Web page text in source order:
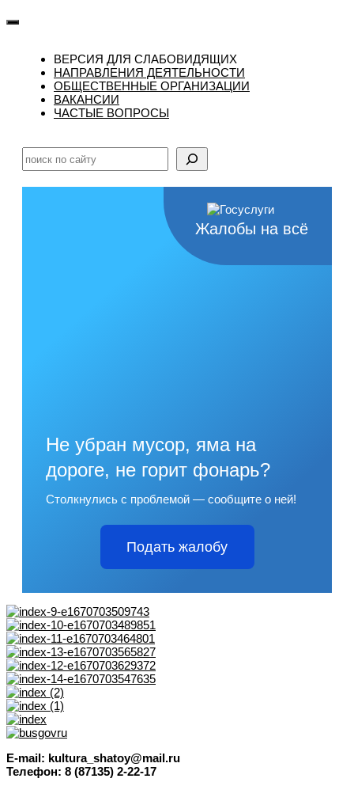
ВЕРСИЯ ДЛЯ СЛАБОВИДЯЩИХ
НАПРАВЛЕНИЯ ДЕЯТЕЛЬНОСТИ
ОБЩЕСТВЕННЫЕ ОРГАНИЗАЦИИ
ВАКАНСИИ
ЧАСТЫЕ ВОПРОСЫ
Жалобы на всё
Не убран мусор, яма на
дороге, не горит фонарь?
Столкнулись с проблемой — сообщите о ней!
Подать жалобу
E-mail: kultura_shatoy@mail.ru
Телефон: 8 (87135) 2-22-17